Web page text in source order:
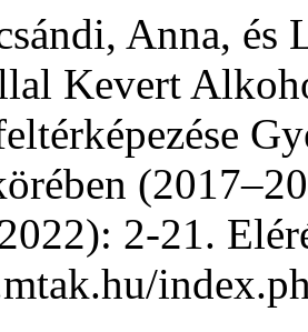
Anna, és
Kevert
2-21.